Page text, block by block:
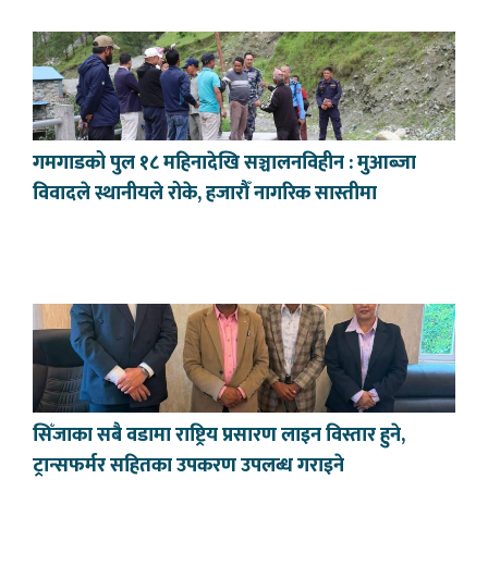
गमगाडको पुल १८ महिनादेखि सञ्चालनविहीन : मुआब्जा
विवादले स्थानीयले रोके, हजारौँ नागरिक सास्तीमा
सिँजाका सबै वडामा राष्ट्रिय प्रसारण लाइन विस्तार हुने,
ट्रान्सफर्मर सहितका उपकरण उपलब्ध गराइने